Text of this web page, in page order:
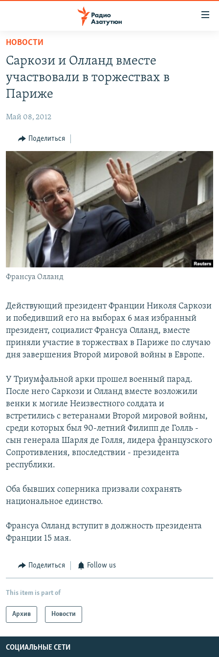
Перейти
основному
содержанию
Перейти
основной
Перейти
поиску
НОВОСТИ
ПОЛИТИКА
ЭКОНОМИКА
РЕГИОН
НАГОРНЫЙ КАРАБАХ
КУЛЬТУРА
СПОРТ
АРХИВ
Հայերեն
English
Русский
НОВОСТИ
Саркози и Олланд вместе
участвовали в торжествах в
Париже
Май 08, 2012
Поделиться
Франсуа Олланд
Действующий президент Франции Николя Саркози
и победивший его на выборах 6 мая избранный
президент, социалист Франсуа Олланд, вместе
приняли участие в торжествах в Париже по случаю
дня завершения Второй мировой войны в Европе.
У Триумфальной арки прошел военный парад.
После него Саркози и Олланд вместе возложили
венки к могиле Неизвестного солдата и
встретились с ветеранами Второй мировой войны,
среди которых был 90-летний Филипп де Голль -
сын генерала Шарля де Голля, лидера французского
Сопротивления, впоследствии - президента
республики.
Оба бывших соперника призвали сохранять
национальное единство.
Франсуа Олланд вступит в должность президента
Франции 15 мая.
Поделиться Follow us
This item is part of
Архив Новости
СОЦИАЛЬНЫЕ СЕТИ